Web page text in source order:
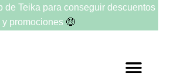
de Teika para conseguir descuentos
y promociones 🤑